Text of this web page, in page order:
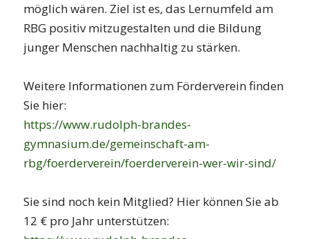
möglich wären. Ziel ist es, das Lernumfeld am
RBG positiv mitzugestalten und die Bildung
junger Menschen nachhaltig zu stärken.
Weitere Informationen zum Förderverein finden
Sie hier:
https://www.rudolph-brandes-
gymnasium.de/gemeinschaft-am-
rbg/foerderverein/foerderverein-wer-wir-sind/
Sie sind noch kein Mitglied? Hier können Sie ab
12 € pro Jahr unterstützen: